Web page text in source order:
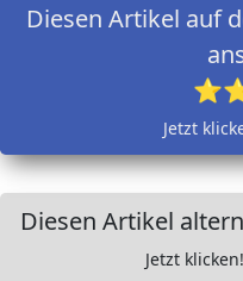
Diesen Artikel auf
Jetzt
Diesen Artikel
Jetzt